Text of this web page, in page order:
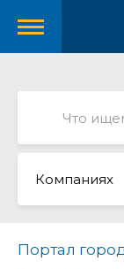
Компаниях
Портал